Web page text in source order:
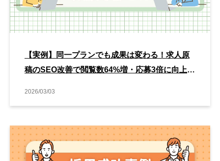
【実例】同一プランでも成果は変わる！求人原
稿のSEO改善で閲覧数64%増・応募3倍に向上し
2026/03/03